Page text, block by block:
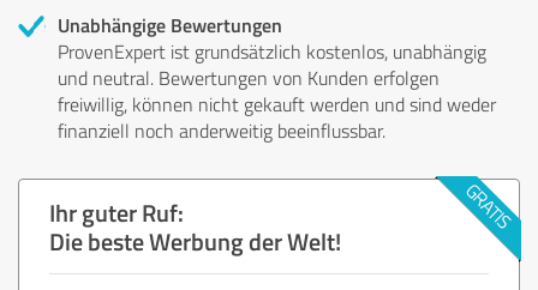
Unabhängige Bewertungen
ProvenExpert ist grundsätzlich kostenlos, unabhängig
und neutral. Bewertungen von Kunden erfolgen
freiwillig, können nicht gekauft werden und sind weder
finanziell noch anderweitig beeinflussbar.
Ihr guter Ruf:
Die beste Werbung der Welt!